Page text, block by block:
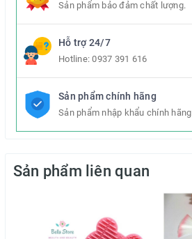
Sản phẩm bảo đảm chất lượng.
Hỗ trợ 24/7
Hotline:0937 391 616
Sản phẩm chính hãng
Sản phẩm nhập khẩu chính hãng
Sản phẩm liên quan